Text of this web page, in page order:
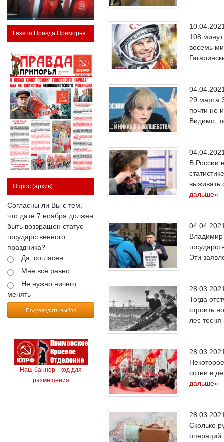
Газета Правда Приморья
Опрос (архив)
Согласны ли Вы с тем,
что дате 7 ноября должен
быть возвращен статус
государственного
праздника?
Да, согласен
Мне всё равно
Не нужно ничего
менять
Подтвердить выбор
Наш баннер - код для
размещения
108
восемь
29 марта
почти не
Видимо,
В России
дальше»
Владимир
Эти
Тогда
строить
лес
сотни в
дальше»
Сколько
операций